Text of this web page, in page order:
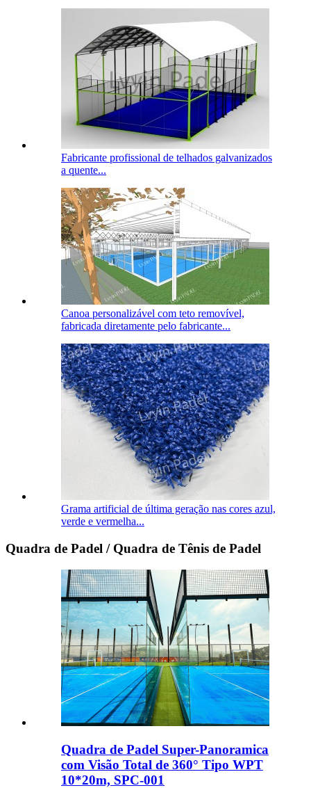
Fabricante profissional de telhados galvanizados
a quente...
Canoa personalizável com teto removível,
fabricada diretamente pelo fabricante...
Grama artificial de última geração nas cores azul,
verde e vermelha...
Quadra de Padel / Quadra de Tênis de Padel
Quadra de Padel Super-Panoramica
com Visão Total de 360° Tipo WPT
10*20m, SPC-001